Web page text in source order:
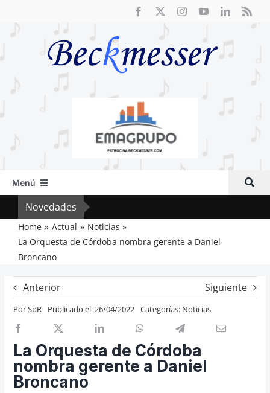
Menú
Inicio
Actual
Artículos
Previos de ópera
Entrevistas
Recomendación
Cosas de Beckmesser
Nosotros y privacidad
Buscar:
Novedades
Home Actual
Noticias
La Orquesta de Córdoba nombra gerente a Daniel
Broncano
Anterior Siguiente
PorSpR Publicado el: 26/04/2022 Categorías: Noticias
La Orquesta de Córdoba
nombra gerente a Daniel
Broncano